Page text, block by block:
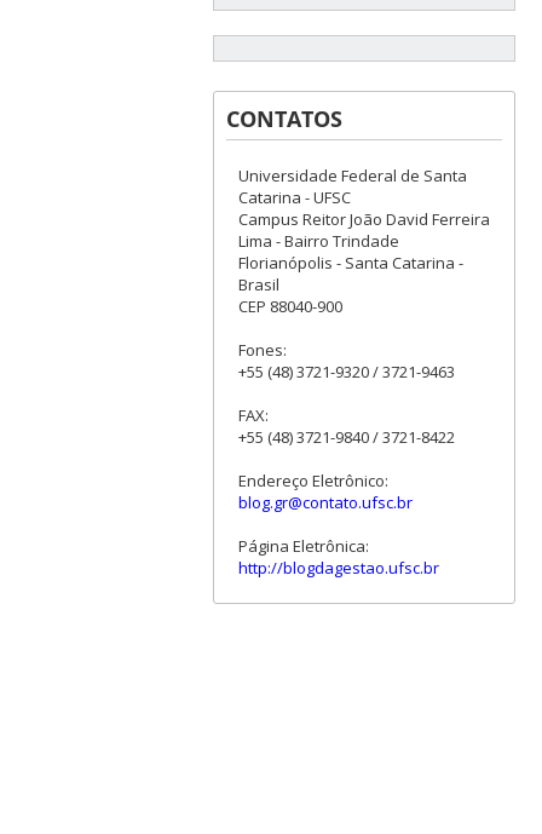
CONTATOS
Universidade Federal de Santa
Catarina - UFSC
Campus Reitor João David Ferreira
Lima - Bairro Trindade
Florianópolis - Santa Catarina -
Brasil
CEP 88040-900
Fones:
+55 (48) 3721-9320 / 3721-9463
FAX:
+55 (48) 3721-9840 / 3721-8422
Endereço Eletrônico:
blog.gr@contato.ufsc.br
Página Eletrônica:
http://blogdagestao.ufsc.br